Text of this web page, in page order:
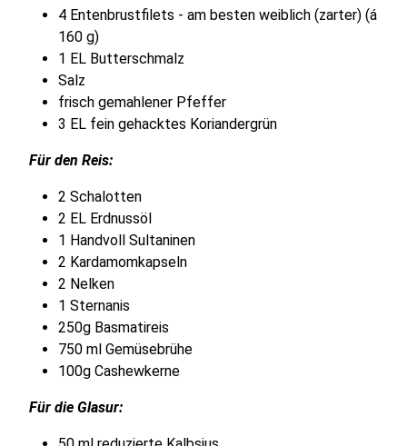
4 Entenbrustfilets - am besten weiblich (zarter) (á
160 g)
1 EL Butterschmalz
Salz
frisch gemahlener Pfeffer
3 EL fein gehacktes Koriandergrün
Für den Reis:
2 Schalotten
2 EL Erdnussöl
1 Handvoll Sultaninen
2 Kardamomkapseln
2 Nelken
1 Sternanis
250g Basmatireis
750 ml Gemüsebrühe
100g Cashewkerne
Für die Glasur: